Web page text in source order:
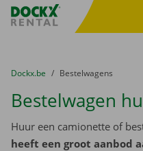
Fratello DEMO
U bevindt zich hier:
van
Dockx.be naar
Bestelwagens
Bestelwagen
Huur een camionette of
heeft een groot aanbod